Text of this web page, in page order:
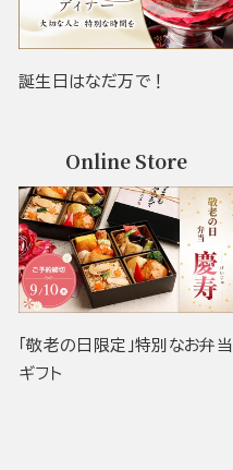
誕生日はなだ万で！
Online Store
「敬老の日限定」特別なお弁当
ギフト